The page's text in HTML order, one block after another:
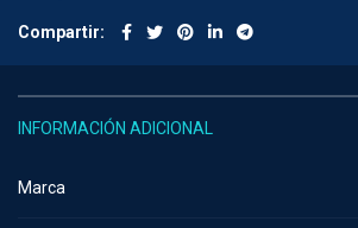
Compartir
INFORMACIÓN ADICIONAL
Marca